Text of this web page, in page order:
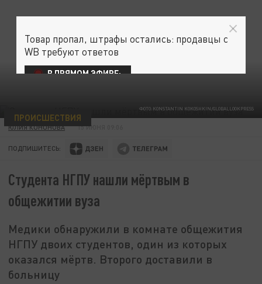
ФОТО:KONSTANTIN KOKOSHKIN/GLOBALLOOKPRESS
ПРОИСШЕСТВИЯ
ЮЛИЯ КОНОНОВА 15 ИЮНЯ 09:06
ПОДПИШИТЕСЬ:
Студента НГПУ нашли мёртвым в
общежитии вуза
Медики обнаружили в комнате общежития
НГПУ двоих студентов, один из которых
оказался мёртв. Второго доставили в
больницу
Товар пропал, штрафы остались: продавцы с
WB требуют ответов
В ПРЯМОМ ЭФИРЕ: